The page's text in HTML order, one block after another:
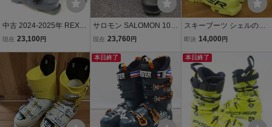
中古 2024-2025年 REXX
AM RC 90 25cm-25.5cm
ツ スキー 41528-1
現在 23,100 円
サロモン SALOMON 100 I
スキーブーツ 25.5㎝
現在 23,760 円
スキーブーツ シェルのみ
FISCHER RC4 THE CUR
K 25/25.5cm 294mm Last
96 グリップウォーク対応
ソール
即決 14,000 円
本日終了 本日終了